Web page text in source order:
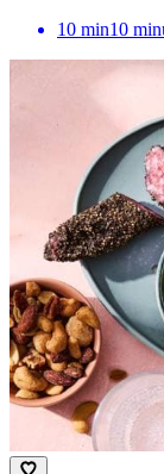
10 min10